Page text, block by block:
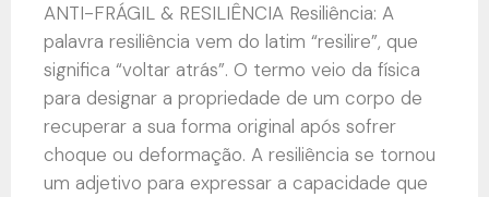
ANTI-FRÁGIL & RESILIÊNCIA Resiliência: A
palavra resiliência vem do latim “resilire”, que
significa “voltar atrás”. O termo veio da física
para designar a propriedade de um corpo de
recuperar a sua forma original após sofrer
choque ou deformação. A resiliência se tornou
um adjetivo para expressar a capacidade que